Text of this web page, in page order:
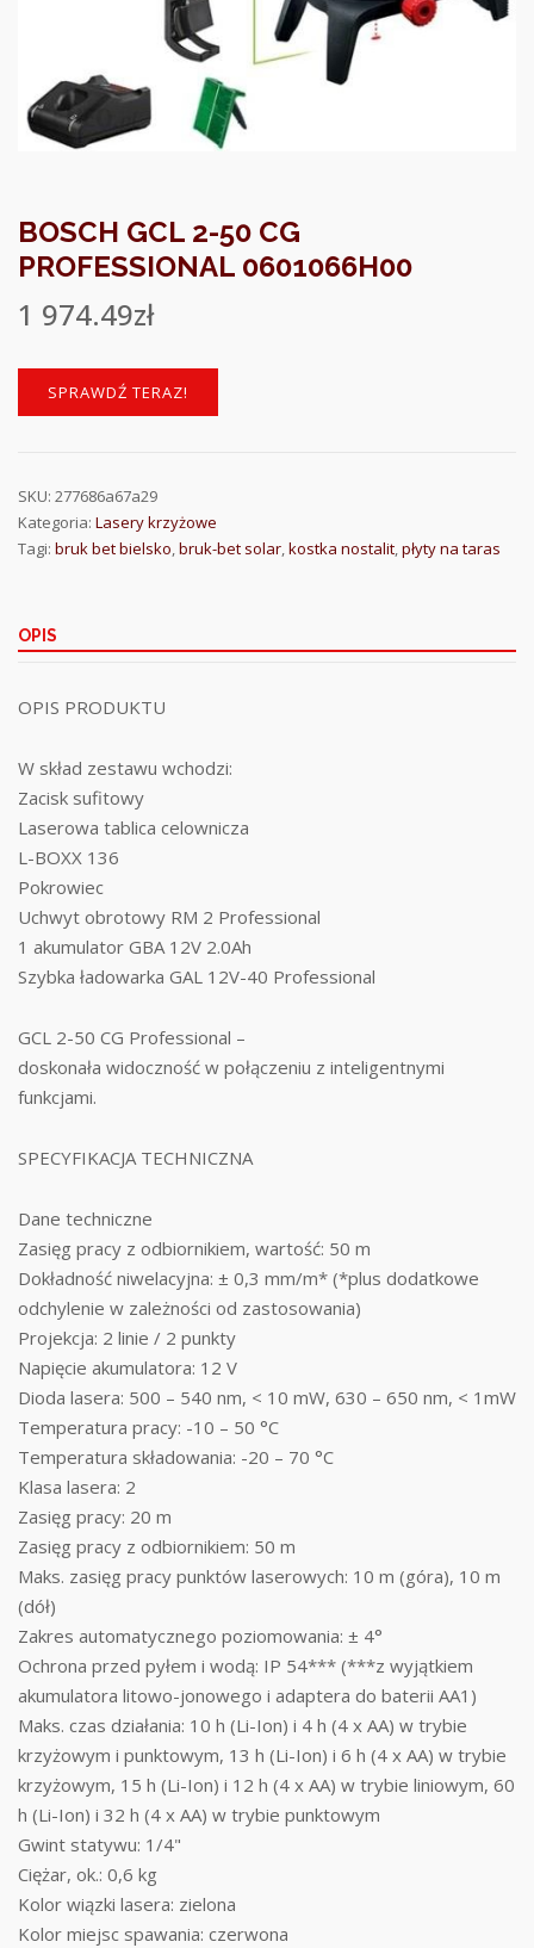
BOSCH GCL 2-50 CG
PROFESSIONAL 0601066H00
1 974.49zł
SPRAWDŹ TERAZ!
SKU: 277686a67a29
Kategoria: Lasery krzyżowe
Tagi: bruk bet bielsko,bruk-bet solar,kostka nostalit,płyty na taras
OPIS
OPIS PRODUKTU
W skład zestawu wchodzi:
Zacisk sufitowy
Laserowa tablica celownicza
L-BOXX 136
Pokrowiec
Uchwyt obrotowy RM 2 Professional
1 akumulator GBA 12V 2.0Ah
Szybka ładowarka GAL 12V-40 Professional
GCL 2-50 CG Professional –
doskonała widoczność w połączeniu z inteligentnymi
funkcjami.
SPECYFIKACJA TECHNICZNA
Dane techniczne
Zasięg pracy z odbiornikiem, wartość: 50 m
Dokładność niwelacyjna: ± 0,3 mm/m* (*plus dodatkowe
odchylenie w zależności od zastosowania)
Projekcja: 2 linie / 2 punkty
Napięcie akumulatora: 12 V
Dioda lasera: 500 – 540 nm, < 10 mW, 630 – 650 nm, < 1mW
Temperatura pracy: -10 – 50 °C
Temperatura składowania: -20 – 70 °C
Klasa lasera: 2
Zasięg pracy: 20 m
Zasięg pracy z odbiornikiem: 50 m
Maks. zasięg pracy punktów laserowych: 10 m (góra), 10 m
(dół)
Zakres automatycznego poziomowania: ± 4°
Ochrona przed pyłem i wodą: IP 54*** (***z wyjątkiem
akumulatora litowo-jonowego i adaptera do baterii AA1)
Maks. czas działania: 10 h (Li-Ion) i 4 h (4 x AA) w trybie
krzyżowym i punktowym, 13 h (Li-Ion) i 6 h (4 x AA) w trybie
krzyżowym, 15 h (Li-Ion) i 12 h (4 x AA) w trybie liniowym, 60
h (Li-Ion) i 32 h (4 x AA) w trybie punktowym
Gwint statywu: 1/4"
Ciężar, ok.: 0,6 kg
Kolor wiązki lasera: zielona
Kolor miejsc spawania: czerwona